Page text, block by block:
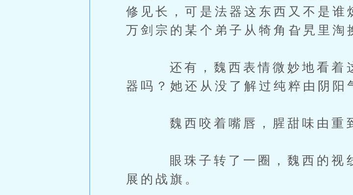
修见长，可是法器这东西又不是谁
万剑宗的某个弟子从犄角旮旯里淘
还有，魏西表情微妙地看着这
器吗？她还从没了解过纯粹由阴阳
魏西咬着嘴唇，腥甜味由重到
眼珠子转了一圈，魏西的视线
展的战旗。